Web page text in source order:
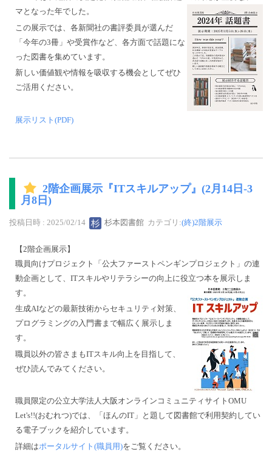
マとなった年でした。
この展示では、各新聞社の書評委員が選んだ
「今年の3冊」や受賞作など、各方面で話題にな
った図書を集めています。
新しい価値観や情報を吸収する機会としてぜひ
ご活用ください。
展示リスト(PDF)
2階企画展示『ITスキルアップ』(2月14日-3
月8日)
投稿日時 : 2025/02/14 杉本図書館 カテゴリ:(終)2階展示
【2階企画展示】
職員向けプロジェクト「公大ファーストペンギンプロジェクト」の連
動企画として、ITスキルやリテラシーの向上に役立つ本を展示しま
す。
生成AIなどの最新技術からセキュリティ対策、
プログラミングの入門書まで幅広く展示しま
す。
職員以外の皆さまもITスキル向上を目指して、
ぜひ読んでみてください。
職員限定の公立大学法人大阪オンラインコミュニティサイトOMU
Let's!!(おむれつ)では、「ほんのIT」と題して図書館で利用契約してい
る電子ブックを紹介しています。
詳細はポータルサイト(職員用)をご覧ください。